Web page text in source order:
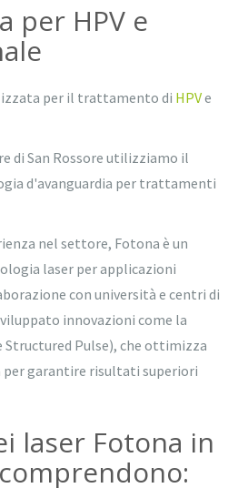
per HPV e
per il trattamento di HPVe
di San Rossore utilizziamo il
d'avanguardia per trattamenti
nel settore, Fotona è un
laser per applicazioni
con università e centri di
innovazioni come la
Structured Pulse), che ottimizza
garantire risultati superiori
laser Fotona in